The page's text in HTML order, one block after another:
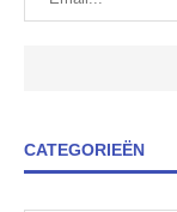
CATEGORIEËN